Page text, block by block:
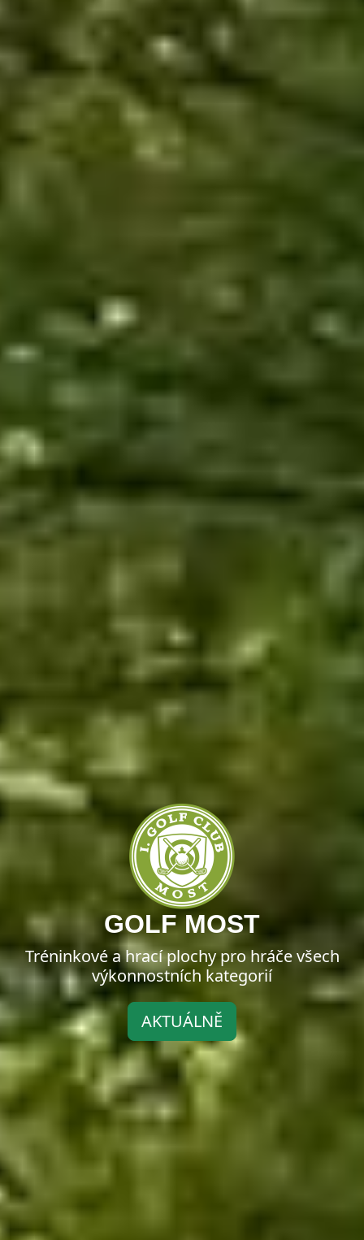
GOLF MOST
Tréninkové a hrací plochy pro hráče všech
výkonnostních kategorií
AKTUÁLNĚ